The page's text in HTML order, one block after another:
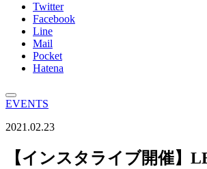
Twitter
Facebook
Line
Mail
Pocket
Hatena
EVENTS
2021.02.23
【インスタライブ開催】